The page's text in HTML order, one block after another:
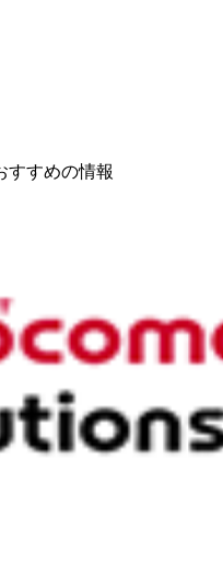
すすめの情報